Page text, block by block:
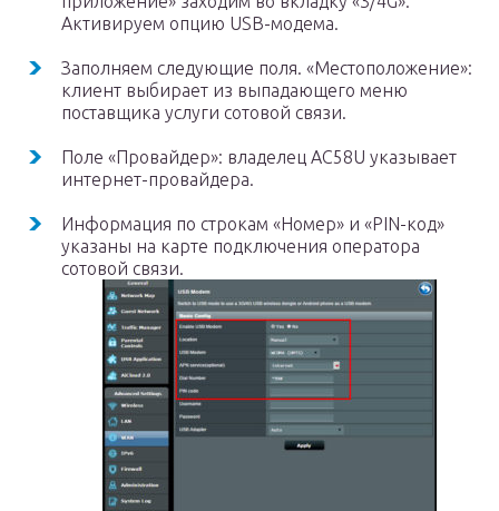
Активируем опцию USB-модема.
Заполняем следующие поля. «Местоположение»:
клиент выбирает из выпадающего меню
поставщика услуги сотовой связи.
Поле «Провайдер»: владелец AC58U указывает
интернет-провайдера.
Информация по строкам «Номер» и «PIN-код»
указаны на карте подключения оператора
сотовой связи.